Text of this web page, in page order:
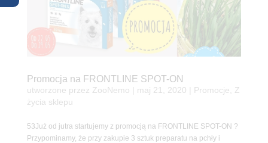
Promocja na FRONTLINE SPOT-ON
utworzone przez ZooNemo maj 21, 2020 Promocje
Z
życia sklepu
53Już od jutra startujemy z promocją na FRONTLINE SPOT-ON ?
Przypominamy, że przy zakupie 3 sztuk preparatu na pchły i